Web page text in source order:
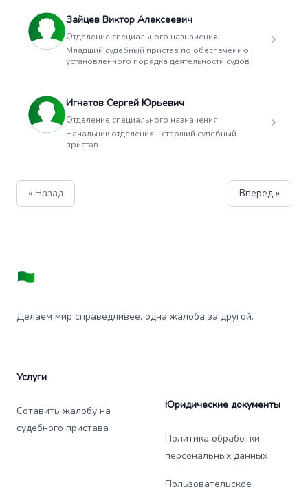
Зайцев Виктор Алексеевич
Отделение специального назначения
Младший судебный пристав по обеспечению
установленного порядка деятельности судов
Игнатов Сергей Юрьевич
Отделение специального назначения
Начальник отделения - старший судебный
пристав
« Назад Вперед »
Делаем мир справедливее, одна жалоба за другой.
Услуги
Сотавить жалобу на
судебного пристава
Юридические документы
Политика обработки
персональных данных
Пользовательское